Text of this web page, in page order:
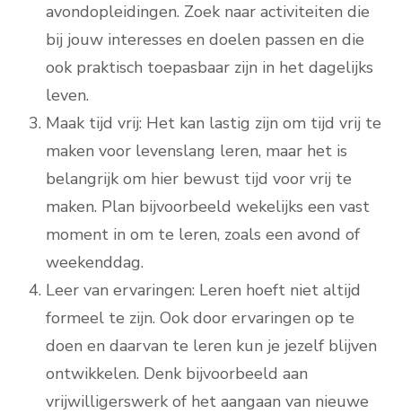
avondopleidingen. Zoek naar activiteiten die
bij jouw interesses en doelen passen en die
ook praktisch toepasbaar zijn in het dagelijks
leven.
Maak tijd vrij: Het kan lastig zijn om tijd vrij te
maken voor levenslang leren, maar het is
belangrijk om hier bewust tijd voor vrij te
maken. Plan bijvoorbeeld wekelijks een vast
moment in om te leren, zoals een avond of
weekenddag.
Leer van ervaringen: Leren hoeft niet altijd
formeel te zijn. Ook door ervaringen op te
doen en daarvan te leren kun je jezelf blijven
ontwikkelen. Denk bijvoorbeeld aan
vrijwilligerswerk of het aangaan van nieuwe